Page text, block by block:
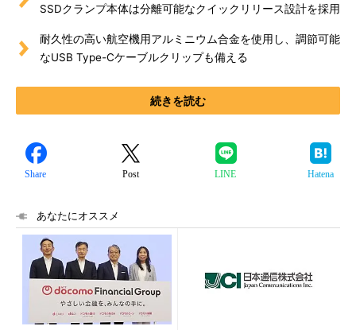
SSDクランプ本体は分離可能なクイックリリース設計を採用
耐久性の高い航空機用アルミニウム合金を使用し、調節可能
なUSB Type-Cケーブルクリップも備える
続きを読む
Share Post LINE Hatena
あなたにオススメ